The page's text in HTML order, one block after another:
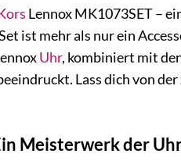
Lennox MK1073SET –
ist mehr als nur ein
Uhr, kombiniert mit
Lass dich von
Meisterwerk der